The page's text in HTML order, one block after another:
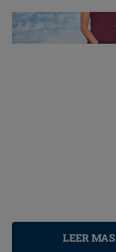
LEER MAS